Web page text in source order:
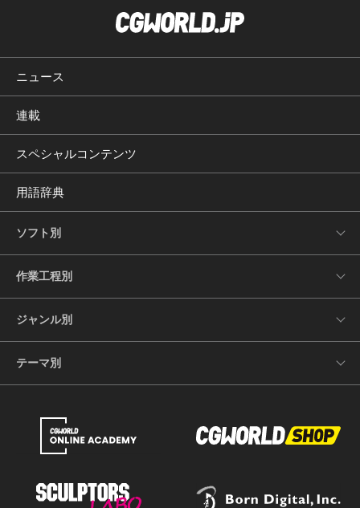
ニュース
連載
スペシャルコンテンツ
用語辞典
ソフト別
作業工程別
ジャンル別
テーマ別